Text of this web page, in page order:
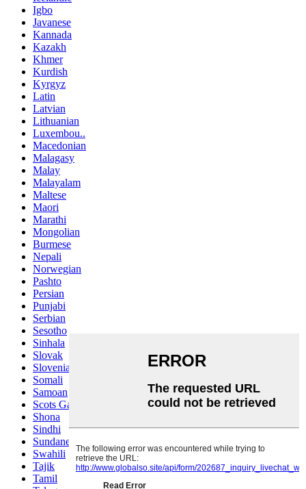
Igbo
Javanese
Kannada
Kazakh
Khmer
Kurdish
Kyrgyz
Latin
Latvian
Lithuanian
Luxembou..
Macedonian
Malagasy
Malay
Malayalam
Maltese
Maori
Marathi
Mongolian
Burmese
Nepali
Norwegian
Pashto
Persian
Punjabi
Serbian
Sesotho
Sinhala
Slovak
Slovenian
Somali
Samoan
Scots Gaelic
Shona
Sindhi
Sundanese
Swahili
Tajik
Tamil